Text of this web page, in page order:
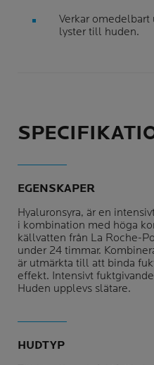
Verkar omedelbart
lyster till huden.
EGENSKAPER
Hyaluronsyra, är en
i kombination med höga
källvatten från La Roche-
under 24 timmar.
är utmärkta till att binda
effekt. Intensivt
Huden upplevs slätare.
HUDTYP